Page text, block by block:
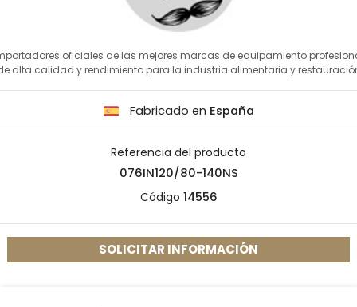
oficiales de las mejores marcas de equipamiento
alta calidad y rendimiento para la industria alimentaria y
Fabricado en España
Referencia del producto
076IN120/80-140NS
Código 14556
SOLICITAR INFORMACIÓN